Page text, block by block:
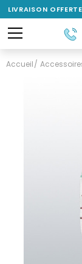
Accueil
LIVRAISON